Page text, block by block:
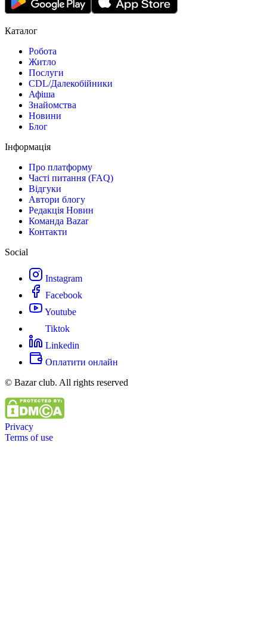
Каталог
Робота
Житло
Послуги
CDL/Далекобійники
Афіша
Знайомства
Новини
Блог
Інформація
Про платформу
Часті питання (FAQ)
Відгуки
Автори блогу
Редакція Новин
Команда Bazar
Контакти
Social
Instagram
Facebook
Youtube
Tiktok
Linkedin
Оплатити онлайн
© Bazar club. All rights reserved
Privacy
Terms of use